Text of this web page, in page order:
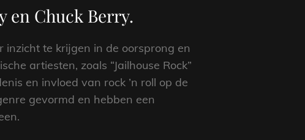
en Chuck Berry.
inzicht te krijgen in de oorsprong en
artiesten, zoals “Jailhouse Rock”
en invloed van rock ’n roll op de
gevormd en hebben een